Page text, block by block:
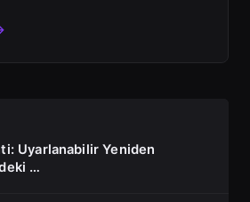
Uyarlanabilir Yeniden
…